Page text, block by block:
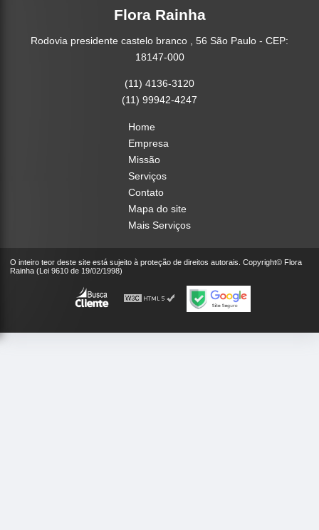
Flora Rainha
Rodovia presidente castelo branco , 56 São Paulo - CEP:
18147-000
(11) 4136-3120
(11) 99942-4247
Home
Empresa
Missão
Serviços
Contato
Mapa do site
Mais Serviços
O inteiro teor deste site está sujeito à proteção de direitos autorais. Copyright© Flora
Rainha (Lei 9610 de 19/02/1998)